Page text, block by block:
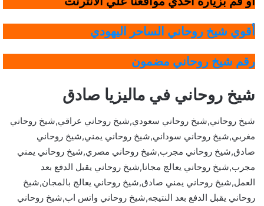
أقوي شيخ روحاني الساحر اليهودي
رقم شيخ روحاني مضمون
شيخ روحاني في ماليزيا صادق
شيخ روحاني,شيخ روحاني سعودي,شيخ روحاني عراقي,شيخ روحاني
مغربي,شيخ روحاني سوداني,شيخ روحاني يمني,شيخ روحاني
صادق,شيخ روحاني مجرب,شيخ روحاني مصري,شيخ روحاني يمني
مجرب,شيخ روحاني يعالج مجانا,شيخ روحاني يقبل الدفع بعد
العمل,شيخ روحاني يمني صادق,شيخ روحاني يعالج بالمجان,شيخ
روحاني يقبل الدفع بعد النتيجه,شيخ روحاني واتس اب,شيخ روحاني